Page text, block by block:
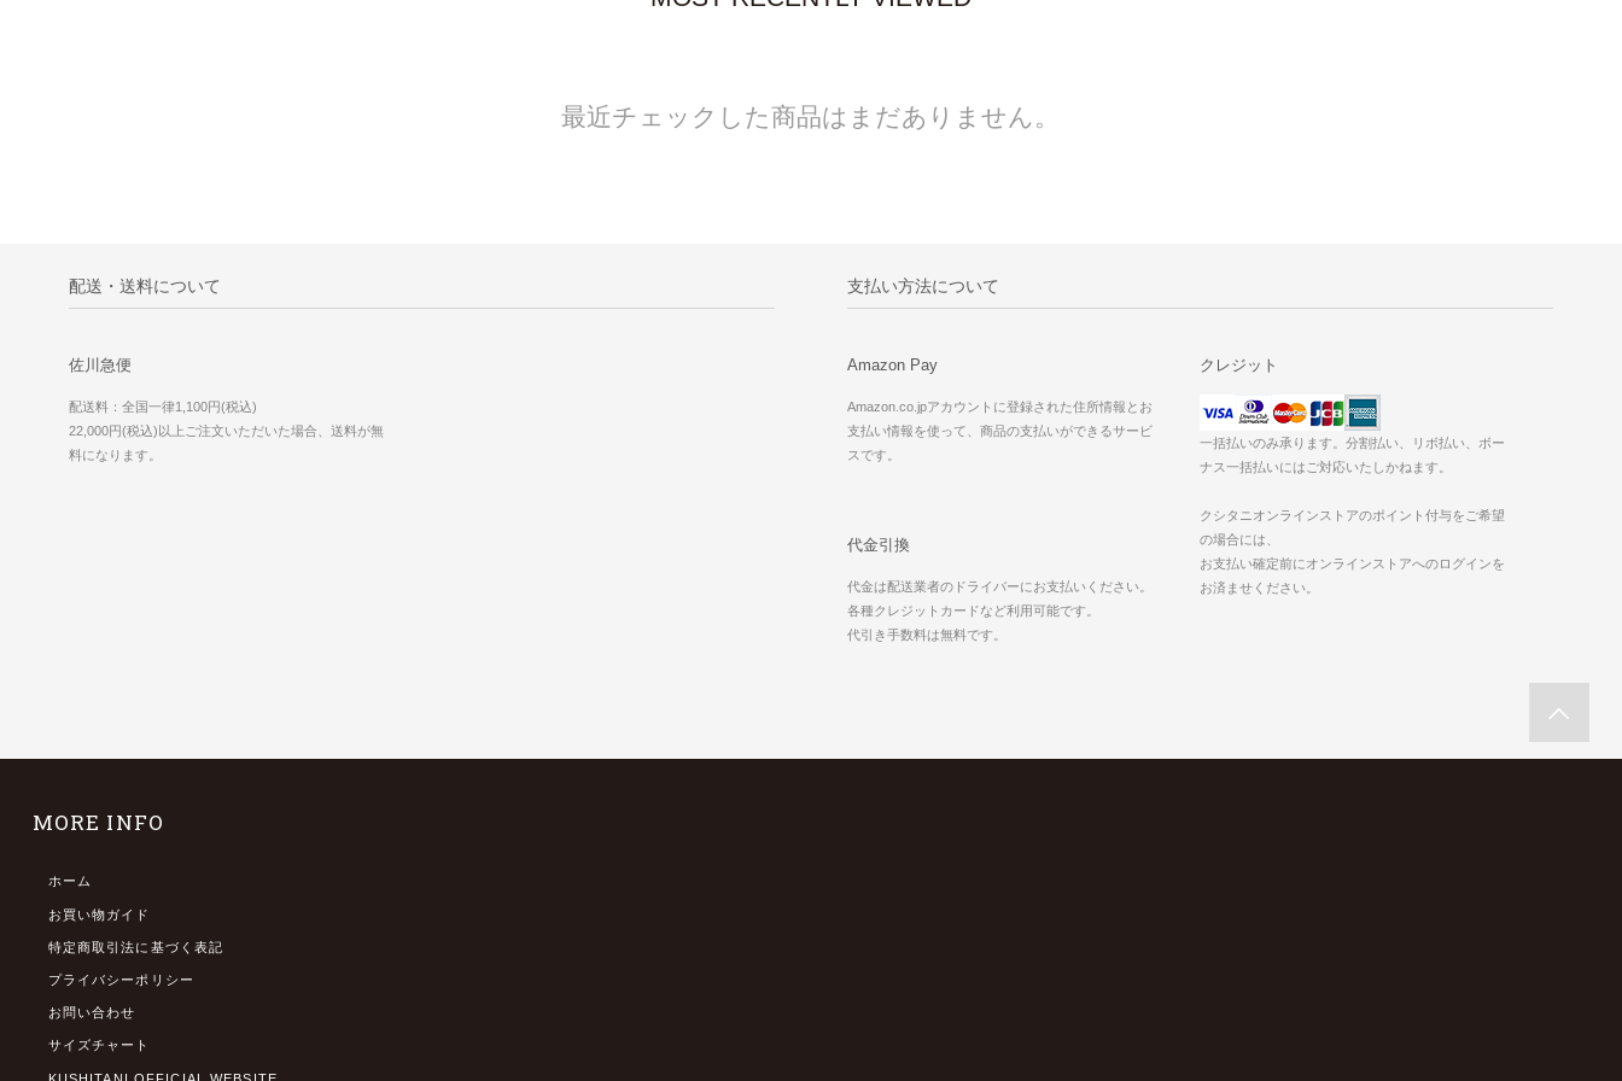
最近チェックした商品はまだありません。
配送・送料について
佐川急便
配送料：全国一律1,100円(税込)
22,000円(税込)以上ご注文いただいた場合、送料が無
料になります。
支払い方法について
Amazon Pay
Amazon.co.jpアカウントに登録された住所情報とお
支払い情報を使って、商品の支払いができるサービ
スです。
クレジット
一括払いのみ承ります。分割払い、リボ払い、ボー
ナス一括払いにはご対応いたしかねます。
クシタニオンラインストアのポイント付与をご希望
の場合には、
お支払い確定前にオンラインストアへのログインを
お済ませください。
代金引換
代金は配送業者のドライバーにお支払いください。
各種クレジットカードなど利用可能です。
代引き手数料は無料です。
MORE INFO
ホーム
お買い物ガイド
特定商取引法に基づく表記
プライバシーポリシー
お問い合わせ
サイズチャート
KUSHITANI OFFICIAL WEBSITE